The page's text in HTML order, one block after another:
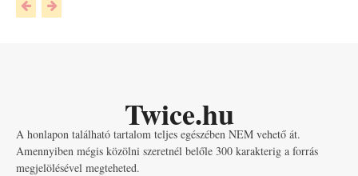
Twice.hu
A honlapon található tartalom teljes egészében NEM vehető át.
Amennyiben mégis közölni szeretnél belőle 300 karakterig a forrás
megjelölésével megteheted.